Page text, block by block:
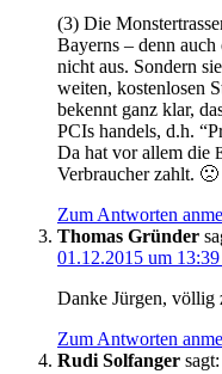
(3) Die
Bay­erns – denn
nicht aus. Son­dern
wei­ten, kos­ten­lo­sen
bekennt ganz klar,
PCIs han­dels, d.h.
Da hat vor allem die
Ver­brau­cher zahlt. 🙁
Zum Antworten
Thomas Gründer
01.12.2015 um
Dan­ke Jür­gen, völ­lig
Zum Antworten
Rudi Solfanger sagt: